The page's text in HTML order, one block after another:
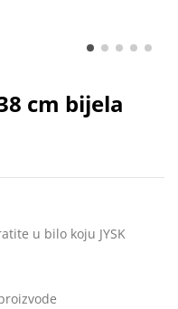
cm bijela
u bilo koju JYSK